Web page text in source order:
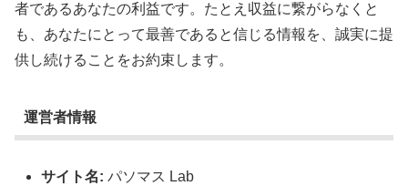
者であるあなたの利益です。たとえ収益に繋がらなくと
も、あなたにとって最善であると信じる情報を、誠実に提
供し続けることをお約束します。
運営者情報
サイト名: パソマス Lab